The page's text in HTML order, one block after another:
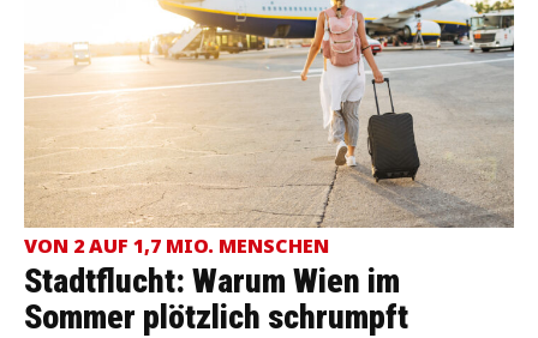
VON 2 AUF 1,7 MIO. MENSCHEN
Stadtflucht: Warum Wien im
Sommer plötzlich schrumpft